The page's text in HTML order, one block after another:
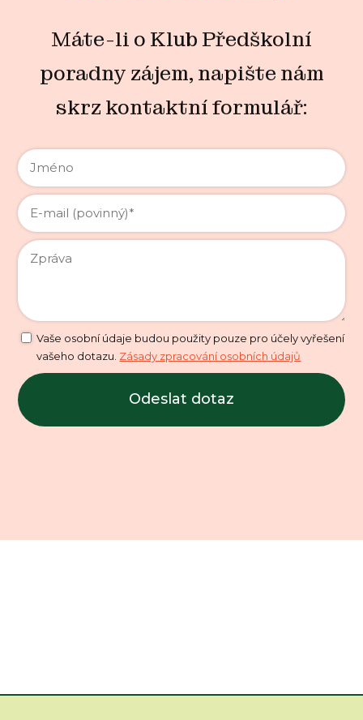
Máte-li o Klub Předškolní
poradny zájem, napište nám
skrz kontaktní formulář:
Vaše osobní údaje budou použity pouze pro účely vyřešení
vašeho dotazu. Zásady zpracování osobních údajů
Odeslat dotaz